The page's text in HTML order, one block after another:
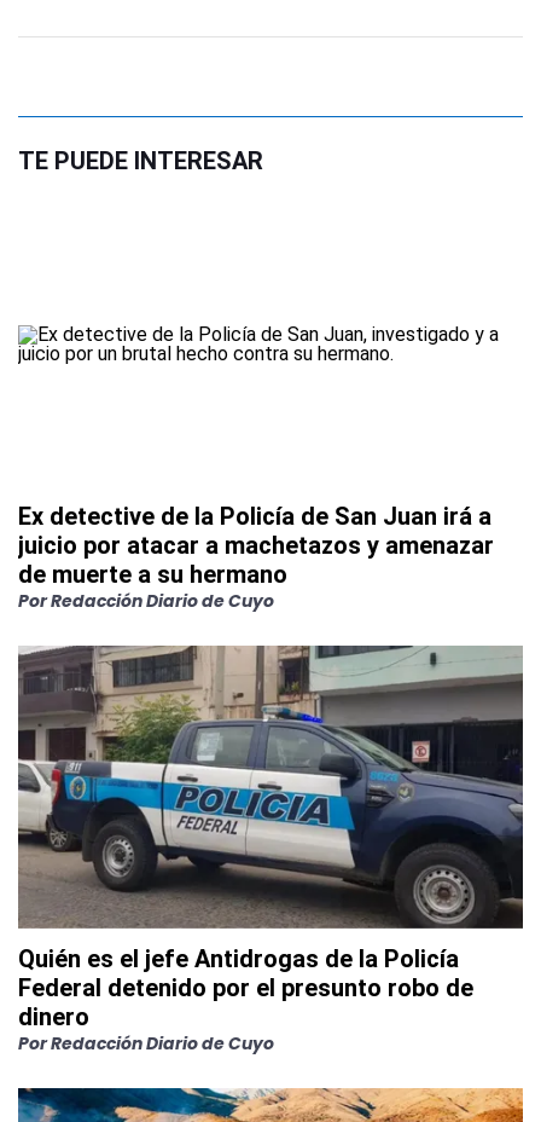
TE PUEDE INTERESAR
Ex detective de la Policía de San Juan irá a
juicio por atacar a machetazos y amenazar
de muerte a su hermano
PorRedacción Diario de Cuyo
Quién es el jefe Antidrogas de la Policía
Federal detenido por el presunto robo de
dinero
PorRedacción Diario de Cuyo